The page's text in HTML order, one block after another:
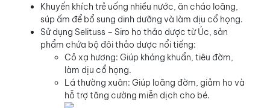
Khuyến khích trẻ uống nhiều nước, ăn cháo loãng,
súp ấm để bổ sung dinh dưỡng và làm dịu cổ họng.
Sử dụng Selituss – Siro ho thảo dược từ Úc, sản
phẩm chứa bộ đôi thảo dược nổi tiếng:
Cỏ xạ hương: Giúp kháng khuẩn, tiêu đờm,
làm dịu cổ họng.
Lá thường xuân: Giúp loãng đờm, giảm ho và
hỗ trợ tăng cường miễn dịch cho bé.